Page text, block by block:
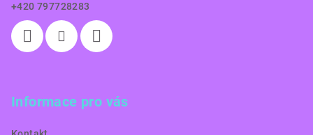
+420 797728283
Informace pro vás